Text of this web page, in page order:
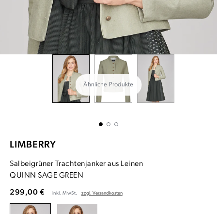
Ähnliche Produkte
LIMBERRY
Salbeigrüner Trachtenjanker aus Leinen
QUINN SAGE GREEN
299,00 € inkl. MwSt. zzgl. Versandkosten